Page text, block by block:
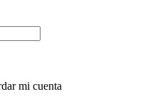
mi cuenta